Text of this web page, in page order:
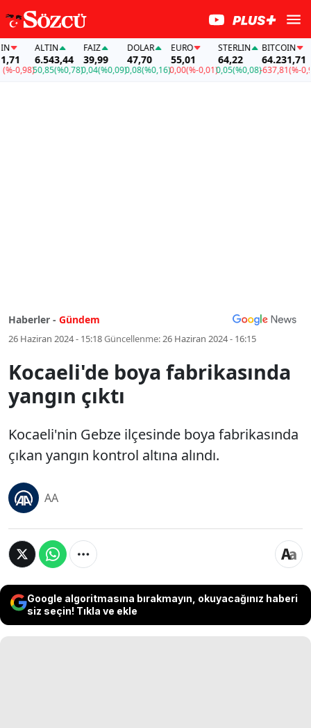
ALTIN
6.543,44
50,85(%0,78)
FAİZ
39,99
0,04(%0,09)
DOLAR
47,70
0,08(%0,16)
EURO
55,01
0,00(%-0,01)
STERLIN
64,22
0,05(%0,08)
BITCOIN
64.231,71
-637,81(%-0,98)
Haberler - Gündem
26 Haziran 2024 - 15:18Güncellenme:26 Haziran 2024 - 16:15
Kocaeli'de boya fabrikasında
yangın çıktı
Kocaeli'nin Gebze ilçesinde boya fabrikasında
çıkan yangın kontrol altına alındı.
AA
Google algoritmasına bırakmayın, okuyacağınız haberi
siz seçin! Tıkla ve ekle